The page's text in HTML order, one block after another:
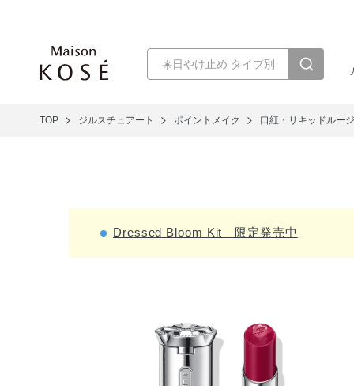
TOP ジルスチュアート ポイントメイク 口紅・リキッドルー
Dressed Bloom Kit 限定発売中